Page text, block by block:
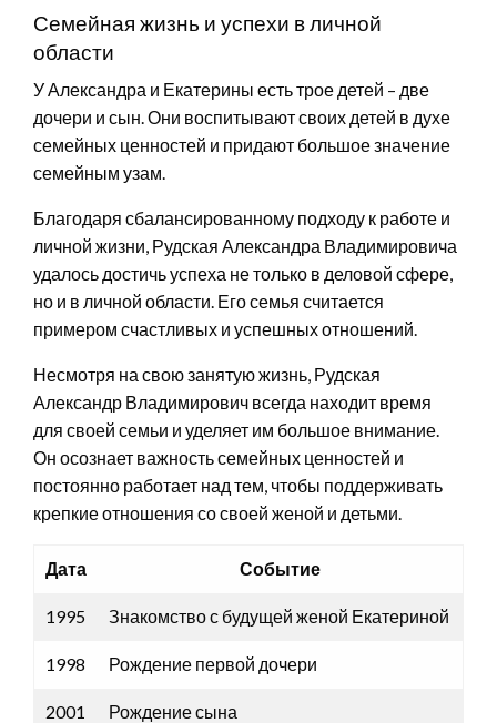
Семейная жизнь и успехи в личной
области
У Александра и Екатерины есть трое детей – две
дочери и сын. Они воспитывают своих детей в духе
семейных ценностей и придают большое значение
семейным узам.
Благодаря сбалансированному подходу к работе и
личной жизни, Рудская Александра Владимировича
удалось достичь успеха не только в деловой сфере,
но и в личной области. Его семья считается
примером счастливых и успешных отношений.
Несмотря на свою занятую жизнь, Рудская
Александр Владимирович всегда находит время
для своей семьи и уделяет им большое внимание.
Он осознает важность семейных ценностей и
постоянно работает над тем, чтобы поддерживать
крепкие отношения со своей женой и детьми.
Дата Событие
1995 Знакомство с будущей женой Екатериной
1998 Рождение первой дочери
2001 Рождение сына